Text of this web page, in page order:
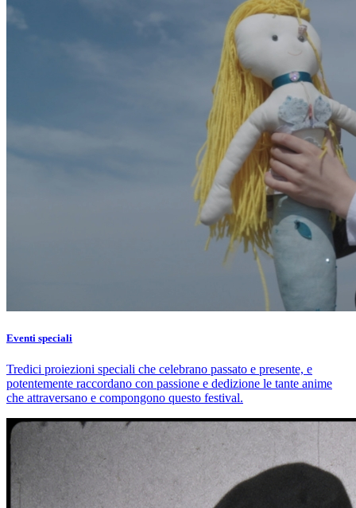
Eventi speciali
Tredici proiezioni speciali che celebrano passato e presente, e
potentemente raccordano con passione e dedizione le tante anime
che attraversano e compongono questo festival.